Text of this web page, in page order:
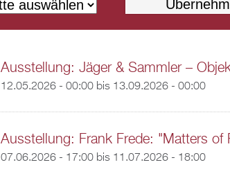
Ausstellung: Jäger & Sammler –
12.05.2026 - 00:00bis 13.09.2026 - 00:00
Ausstellung: Frank Frede: "Matters of
07.06.2026 - 17:00bis 11.07.2026 - 18:00